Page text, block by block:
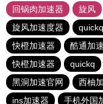
回锅肉加速器
旋风
旋风加速度器
quickq
快橙加速器
酷通加
快橙加速器
quickq
黑洞加速官网
西柚
ins加速器
手机外国